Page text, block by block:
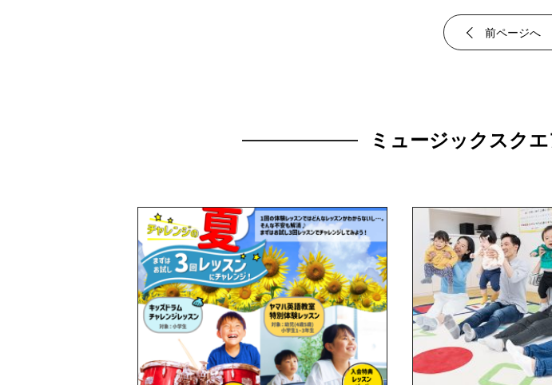
前ページへ
ミュージックスク